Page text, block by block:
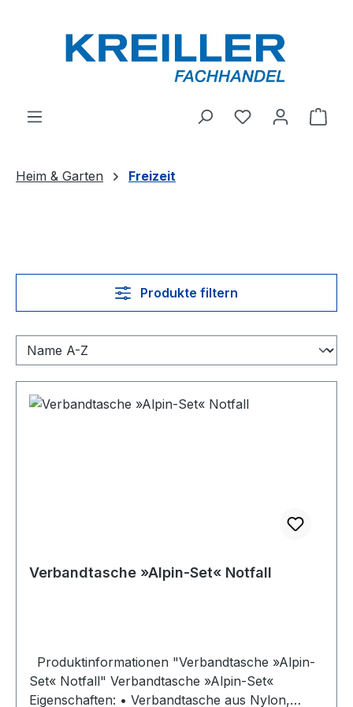
Du hast 0
Heim & Garten Freizeit
Produkte filtern
Verbandtasche »Alpin-Set« Notfall
Set« Notfall" Verbandtasche »Alpin-Set«
Eigenschaften: • Verbandtasche aus Nylon,